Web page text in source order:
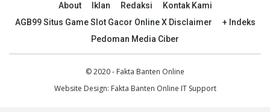
About Iklan Redaksi
Kontak Kami
AGB99 Situs Game Slot Gacor Online X Disclaimer
+ Indeks
Pedoman Media Ciber
© 2020 - Fakta Banten Online
Website Design: Fakta Banten Online IT Support